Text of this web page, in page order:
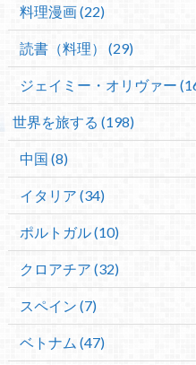
料理漫画 (22)
読書（料理） (29)
ジェイミー・オリヴァー
世界を旅する (198)
中国 (8)
イタリア (34)
ポルトガル (10)
クロアチア (32)
スペイン (7)
ベトナム (47)